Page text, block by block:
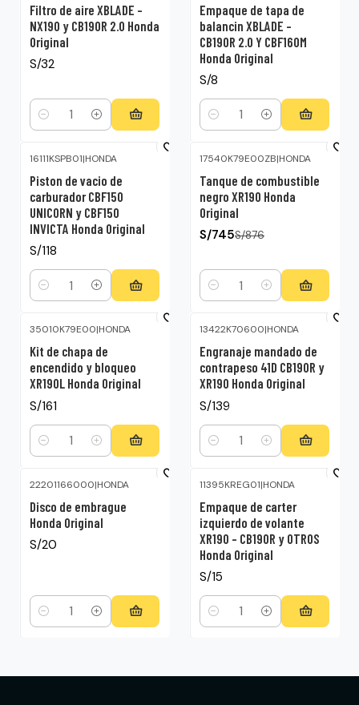
Filtro de aire XBLADE –
NX190 y CB190R 2.0 Honda
Original
S/32
Cantidad
Empaque de tapa de
balancin XBLADE –
CB190R 2.0 Y CBF160M
Honda Original
S/8
Cantidad
16111KSPB01|HONDA
Piston de vacio de
carburador CBF150
UNICORN y CBF150
INVICTA Honda Original
S/118
Cantidad
17540K79E00ZB|HONDA
Tanque de combustible
negro XR190 Honda
Original
S/745S/876
Cantidad
35010K79E00|HONDA
Kit de chapa de
encendido y bloqueo
XR190L Honda Original
S/161
Cantidad
13422K70600|HONDA
Engranaje mandado de
contrapeso 41D CB190R y
XR190 Honda Original
S/139
Cantidad
22201166000|HONDA
Disco de embrague
Honda Original
S/20
Cantidad
11395KREG01|HONDA
Empaque de carter
izquierdo de volante
XR190 – CB190R y OTROS
Honda Original
S/15
Cantidad